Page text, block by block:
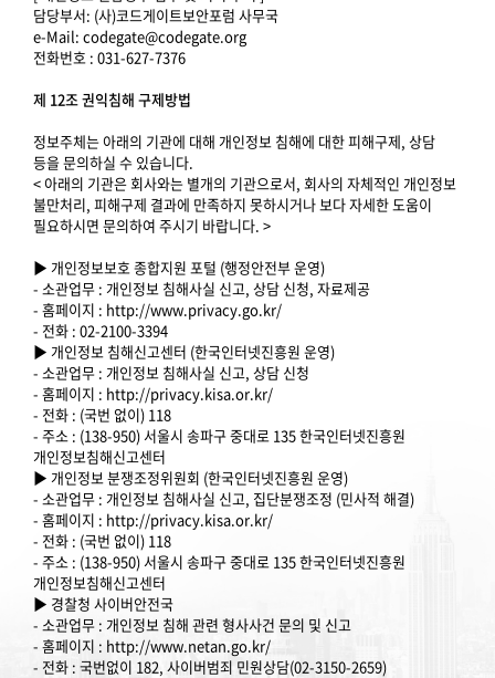
담당부서: (사)코드게이트보안포럼 사무국
e-Mail: codegate@codegate.org
전화번호 : 031-627-7376
제 12조 권익침해 구제방법
정보주체는 아래의 기관에 대해 개인정보 침해에 대한 피해구제, 상담
등을 문의하실 수 있습니다.
< 아래의 기관은 회사와는 별개의 기관으로서, 회사의 자체적인 개인정보
불만처리, 피해구제 결과에 만족하지 못하시거나 보다 자세한 도움이
필요하시면 문의하여 주시기 바랍니다. >
▶ 개인정보보호 종합지원 포털 (행정안전부 운영)
- 소관업무 : 개인정보 침해사실 신고, 상담 신청, 자료제공
- 홈페이지 : http://www.privacy.go.kr/
- 전화 : 02-2100-3394
▶ 개인정보 침해신고센터 (한국인터넷진흥원 운영)
- 소관업무 : 개인정보 침해사실 신고, 상담 신청
- 홈페이지 : http://privacy.kisa.or.kr/
- 전화 : (국번 없이) 118
- 주소 : (138-950) 서울시 송파구 중대로 135 한국인터넷진흥원
개인정보침해신고센터
▶ 개인정보 분쟁조정위원회 (한국인터넷진흥원 운영)
- 소관업무 : 개인정보 침해사실 신고, 집단분쟁조정 (민사적 해결)
- 홈페이지 : http://privacy.kisa.or.kr/
- 전화 : (국번 없이) 118
- 주소 : (138-950) 서울시 송파구 중대로 135 한국인터넷진흥원
개인정보침해신고센터
▶ 경찰청 사이버안전국
- 소관업무 : 개인정보 침해 관련 형사사건 문의 및 신고
- 홈페이지 : http://www.netan.go.kr/
- 전화 : 국번없이 182, 사이버범죄 민원상담(02-3150-2659)